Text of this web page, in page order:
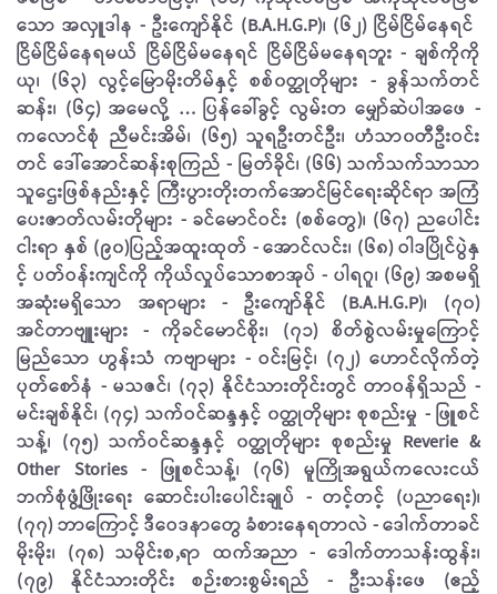
သော အလှူဒါန - ဦး​​ကျော်နိုင် (B.A.H.G.P)၊ (၆၂) ငြိမ်​ငြိမ်​နေရင် ​
ငြိမ်ငြိမ်နေရမယ် ​ငြိမ်​ငြိမ်မ​နေ​ရင် ငြိမ်ငြိမ်မနေရဘူး - ချစ်ကိုကို
ယု၊ (၆၃) လွင့်​​မြောမိုးတိမ်နှင့် စစ်၀တ္ထုတိုများ - ခွန်သက်တင်
ဆန်း၊ (၆၄) အမေလို့ … ပြန်ခေါ်ခွင့် လွမ်းတ မျှော်ဆဲပါအဖေ -
ကလောင်စုံ ညီမင်းအိမ်၊ (၆၅) သူရဦးတင်ဦး၊ ဟံသာ၀တီဦးဝင်း
တင် ​ဒေါ်အောင်ဆန်းစုကြည် - မြတ်ခိုင်၊ (၆၆) သက်သက်သာသာ
သူဌေးဖြစ်နည်းနှင့် ​ကြီးပွားတိုးတက်အောင်မြင်ရေးဆိုင်ရာ အကြံ​
ပေးဇာတ်လမ်းတိုများ - ခင်မောင်​ဝင်း (စစ်တွေ)၊ (၆၇) ညပေါင်း
ငါးရာ နှစ် (၉၀) ​ပြည့်အထူးထုတ် - အောင်လင်း၊ (၆၈) ဝါဒပြိုင်ပွဲနှ
င့် ပတ်ဝန်းကျင်ကို ကိုယ်လှုပ်​သောစာအုပ် - ပါရဂူ၊ (၆၉) အစမရှိ
အဆုံးမရှိသော အရာများ - ဦး​ကျော်နိုင် (B.A.H.G.P)၊ (၇၀)
အင်တာဗျူးများ - ကိုခင်မောင်စိုး၊ (၇၁) စိတ်စွဲလမ်းမှုကြောင့်
မြည်သော ဟွန်းသံ က​ဗျာများ - ဝင်းမြင့်၊ (၇၂) ဟောင်လိုက်တဲ့
ပုတ်စော်နံ - မသဇင်၊ (၇၃) နိုင်ငံသားတိုင်းတွင် တာဝန်ရှိသည် -
မင်းချစ်နိုင်၊ (၇၄) သက်ဝင်ဆန္ဒနှင့် ၀တ္ထုတိုများ စုစည်းမှု - ဖြူစင်
သန့်၊ (၇၅) သက်ဝင်ဆန္ဒနှင့် ၀တ္ထုတိုများ စုစည်းမှု Reverie &
Other Stories - ဖြူစင်သန့်၊ (၇၆) မူ​ကြိုအရွယ်ကလေးငယ်
ဘက်စုံဖွံ့​ဖြိုးရေး ​ဆောင်းပါးပေါင်းချုပ် - တင့်တင့် (ပညာရေး)၊
(၇၇) ဘာ​ကြောင့် ဒီဝေဒနာတွေ ခံစားနေရတာလဲ - ဒေါက်တာခင်
မိုးမိုး၊ (၇၈) သမိုင်းစ,ရာ ထက်အညာ - ဒေါက်တာသန်းထွန်း၊
(၇၉) နိုင်ငံသားတိုင်း စဉ်းစားစွမ်းရည် - ဦးသန်းဖေ (ဧည့်